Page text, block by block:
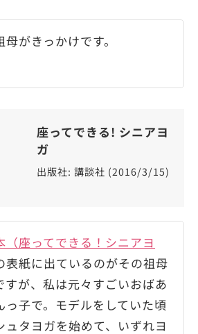
がきっかけです。
座ってできる! シニアヨ
ガ
出版社: 講談社 (2016/3/15)
（座ってできる！シニアヨ
表紙に出ているのがその祖母
すが、私は元々すごいおばあ
っ子で。モデルをしていた頃
ュタヨガを始めて、いずれヨ